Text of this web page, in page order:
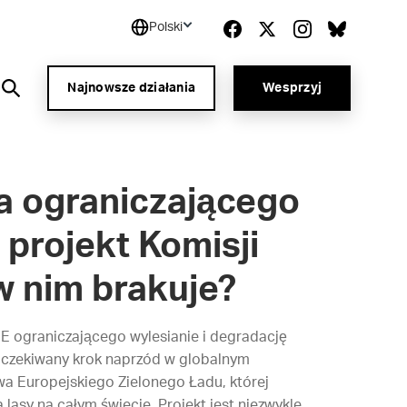
Polski
Najnowsze działania Wesprzyj
ograniczającego
projekt Komisji
nim brakuje?
ograniczającego wylesianie i degradację
krok naprzód w globalnym
Europejskiego Zielonego Ładu, której